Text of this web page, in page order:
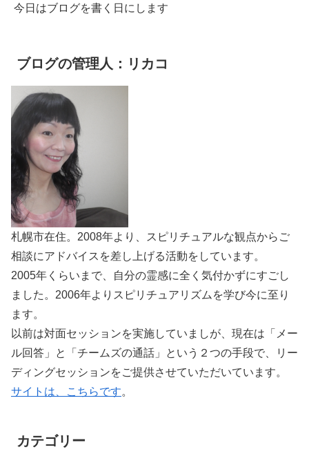
今日はブログを書く日にします
ブログの管理人：リカコ
札幌市在住。2008年より、スピリチュアルな観点からご
相談にアドバイスを差し上げる活動をしています。
2005年くらいまで、自分の霊感に全く気付かずにすごし
ました。2006年よりスピリチュアリズムを学び今に至り
ます。
以前は対面セッションを実施していましが、現在は「メー
ル回答」と「チームズの通話」という２つの手段で、リー
ディングセッションをご提供させていただいています。
サイトは、こちらです。
カテゴリー